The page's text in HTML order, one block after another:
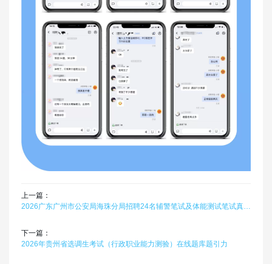
上一篇：
2026广东广州市公安局海珠分局招聘24名辅警笔试及体能测试笔试真题题库软件题引力
下一篇：
2026年贵州省选调生考试（行政职业能力测验）在线题库题引力